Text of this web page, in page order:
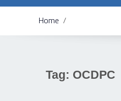
Home /
Tag: OCDPC